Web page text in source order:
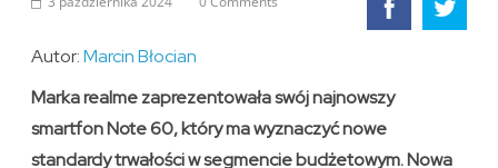
Autor:Marcin Błocian
Marka realme zaprezentowała swój najnowszy
smartfon Note 60, który ma wyznaczyć nowe
standardy trwałości w segmencie budżetowym. Nowa